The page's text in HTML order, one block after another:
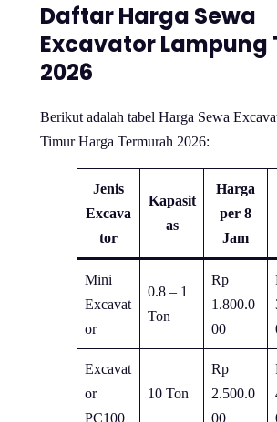
Daftar Harga Sewa
Excavator Lampung
2026
Berikut adalah tabel Harga Sewa
Timur Harga Termurah 2026:
Jenis
Excava
tor
Kapasit
as
Harga
per 8
Jam
Mini
Excavat
or
0.8 – 1
Ton
Rp
1.800.0
00
Excavat
or
PC100
10 Ton
Rp
2.500.0
00